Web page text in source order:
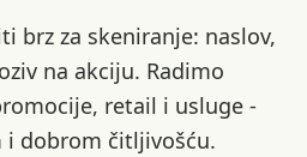
brz za skeniranje: naslov,
na akciju. Radimo
retail i usluge -
i dobrom čitljivošću.